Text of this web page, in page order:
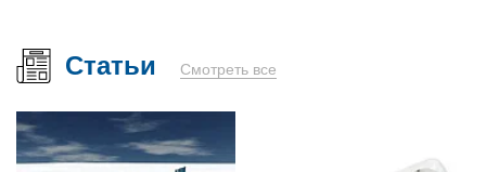
Статьи Смотреть все